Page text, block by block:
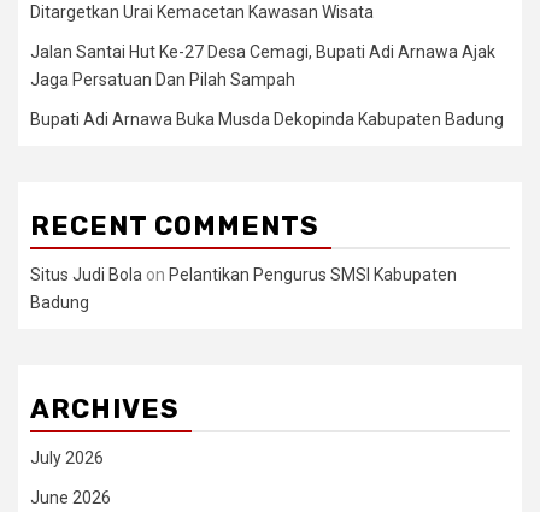
Ditargetkan Urai Kemacetan Kawasan Wisata
Jalan Santai Hut Ke-27 Desa Cemagi, Bupati Adi Arnawa Ajak
Jaga Persatuan Dan Pilah Sampah
Bupati Adi Arnawa Buka Musda Dekopinda Kabupaten Badung
RECENT COMMENTS
Situs Judi Bola on Pelantikan Pengurus SMSI Kabupaten
Badung
ARCHIVES
July 2026
June 2026